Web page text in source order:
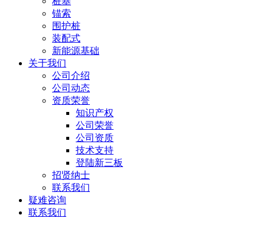
锚索
围护桩
装配式
新能源基础
关于我们
公司介绍
公司动态
资质荣誉
知识产权
公司荣誉
公司资质
技术支持
登陆新三板
招贤纳士
联系我们
疑难咨询
联系我们